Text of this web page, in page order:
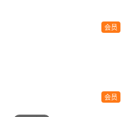
会员
会员